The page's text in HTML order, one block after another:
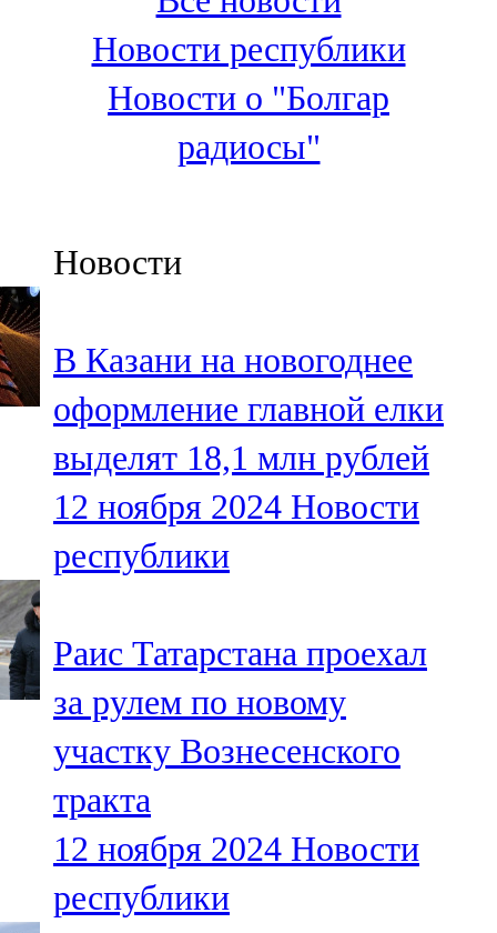
Зәй
106,6 FM
Кадыбаш
105,2 FM
91,5 FM
106,1 FM
Кама тамагы
71,51 FM
Кукмара
107,9 FM
102,1 FM
Мамадыш
106,2 FM
Минзәлә
107,3 FM
Мөслим
Новости республики
Новости о "Болгар
радиосы"
Новости
В Казани на новогоднее
оформление главной елки
выделят 18,1 млн рублей
12 ноября 2024 Новости
республики
Раис Татарстана проехал
за рулем по новому
участку Вознесенского
тракта
12 ноября 2024 Новости
республики